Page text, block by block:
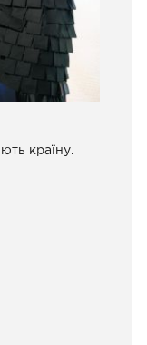
країну.